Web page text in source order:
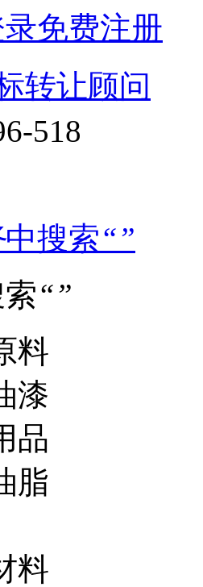
免费注册
转让顾问
518
中搜索“”
“”
料
漆
品
脂
料